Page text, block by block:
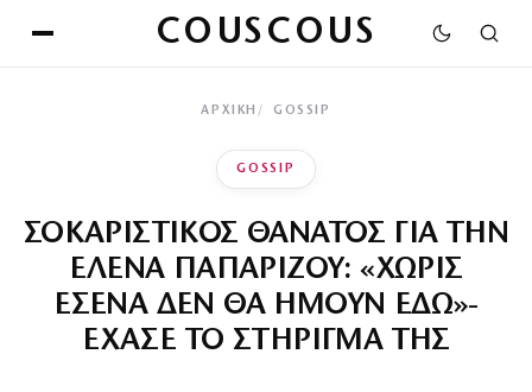
COUSCOUS
ΑΡΧΙΚΉ GOSSIP
GOSSIP
ΣΟΚΑΡΙΣΤΙΚΟΣ ΘΑΝΑΤΟΣ ΓΙΑ ΤΗΝ
ΕΛΕΝΑ ΠΑΠΑΡΙΖΟΥ: «ΧΩΡΙΣ
ΕΣΕΝΑ ΔΕΝ ΘΑ ΗΜΟΥΝ ΕΔΩ»-
ΕΧΑΣΕ ΤΟ ΣΤΗΡΙΓΜΑ ΤΗΣ